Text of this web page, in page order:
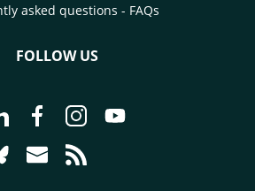
asked questions - FAQs
FOLLOW US
Go to page Follow us on LinkedIn -
Go to page Follow us on
Go to page Follow us on
Go to page Follow
Go to page Follow us on Bluesky -
Go to page Contact us - CIRAD